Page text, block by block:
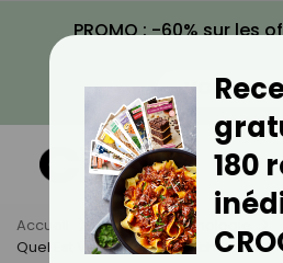
PROMO : -60% sur les
VOIR LA
Accueil Actus
Psychologie
Quel Est Votre Style D’attachement ?
180